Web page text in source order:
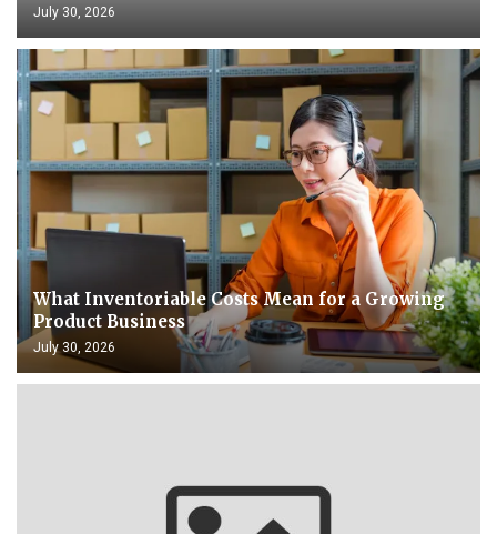
July 30, 2026
What Inventoriable Costs Mean for a Growing
Product Business
July 30, 2026